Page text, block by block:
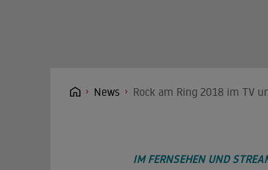
News Rock am Ring 2018 im TV
IM FERNSEHEN UND